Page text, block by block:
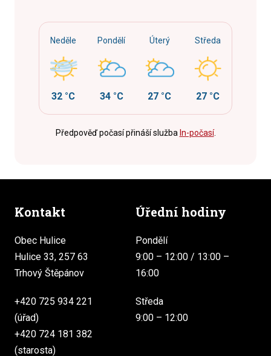
Neděle
32 °C
Pondělí
34 °C
Úterý
27 °C
Středa
27 °C
Předpověď počasí přináší služba In-počasí.
Kontakt
Obec Hulice
Hulice 33, 257 63
Trhový Štěpánov
+420 725 934 221
(úřad)
+420 724 181 382
(starosta)
Úřední hodiny
Pondělí
9:00 – 12:00 / 13:00 –
16:00
Středa
9:00 – 12:00